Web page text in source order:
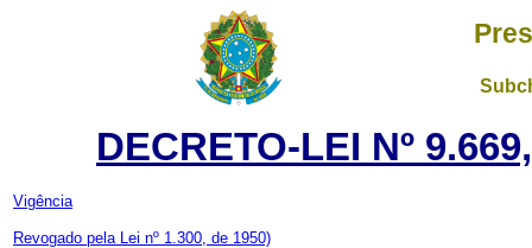
DECRETO-LEI Nº
Vigência
Revogado pela Lei nº 1.300, de 1950)